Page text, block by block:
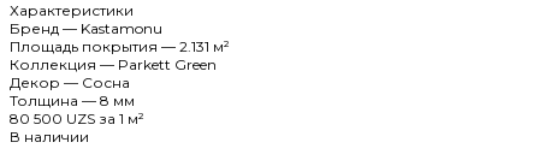
Характеристики
Бренд — Kastamonu
Площадь покрытия — 2.131 м²
Коллекция — Parkett Green
Декор — Сосна
Толщина — 8 мм
80 500 UZS за 1 м²
В наличии